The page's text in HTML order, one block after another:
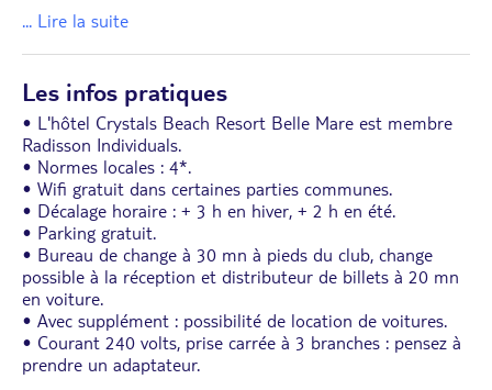
... Lire la suite
Les infos pratiques
• L'hôtel Crystals Beach Resort Belle Mare est membre
Radisson Individuals.
• Normes locales : 4*.
• Wifi gratuit dans certaines parties communes.
• Décalage horaire : + 3 h en hiver, + 2 h en été.
• Parking gratuit.
• Bureau de change à 30 mn à pieds du club, change
possible à la réception et distributeur de billets à 20 mn
en voiture.
• Avec supplément : possibilité de location de voitures.
• Courant 240 volts, prise carrée à 3 branches : pensez à
prendre un adaptateur.